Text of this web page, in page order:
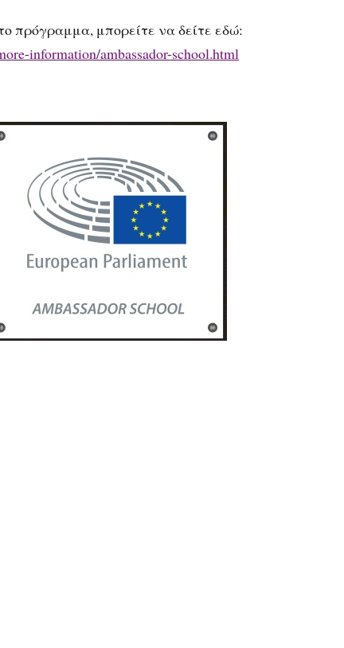
πρόγραμμα, μπορείτε να δείτε εδώ:
information/ambassador-school.html